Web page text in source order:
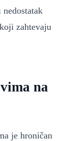
zahtevaju
na
je hroničan